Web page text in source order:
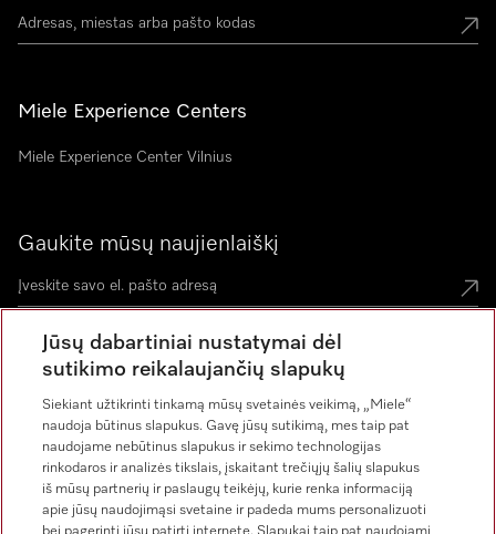
Miele Experience Centers
Miele Experience Center Vilnius
Gaukite mūsų naujienlaiškį
Jūsų dabartiniai nustatymai dėl
sutikimo reikalaujančių slapukų
Siekiant užtikrinti tinkamą mūsų svetainės veikimą, „Miele“
naudoja būtinus slapukus. Gavę jūsų sutikimą, mes taip pat
naudojame nebūtinus slapukus ir sekimo technologijas
rinkodaros ir analizės tikslais, įskaitant trečiųjų šalių slapukus
iš mūsų partnerių ir paslaugų teikėjų, kurie renka informaciją
apie jūsų naudojimąsi svetaine ir padeda mums personalizuoti